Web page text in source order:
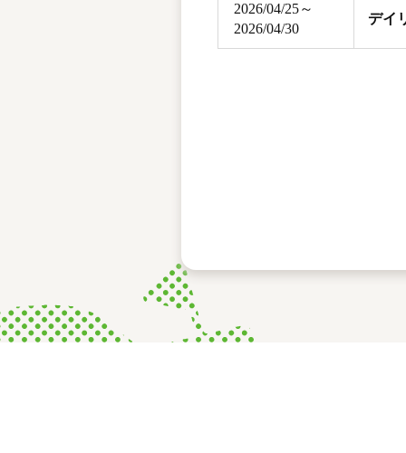
2026/04/25～
2026/04/30
デイ